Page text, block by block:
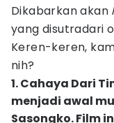
Dikabarkan akan
yang disutradari
Keren-keren,
nih?
1. Cahaya Dari
menjadi awal
Sasongko. Film